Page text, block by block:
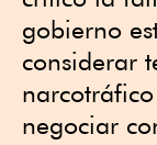
gobierno
considerar
negociar